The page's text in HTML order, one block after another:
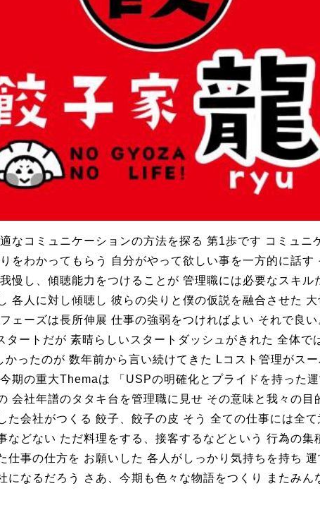
なコミュニケーションの方法を探る 第1歩です コミュニ
をわかってもらう 自分がやって欲しい事を一方的に話す
慢し、傾聴能力をつけることが 管理職には必要なスキル
各人に対し傾聴し 彼らの尖りと僕の仮説を融合させた
ェーズは長所伸展 仕事の強弱をつければよい それで良
タートだが 素晴らしいスタートダッシュがきれた 全体で
かったのが 数年前から言い続けてきた Lコスト管理がスー
期の重大Themaは 「USPの明確化とプライドを持った
会社年譜のタタキ台を管理職に見せ その意味と我々の目
た会社がつくる 餃子、餃子の皮 そう 全ての仕事には全
などない ただ料理をする、接客するなどという 行為の集
仕事の仕方を お願いした 各人がしっかり気持ちを持ち
になるだろう さあ、今期も色々な物語をつくり またみん